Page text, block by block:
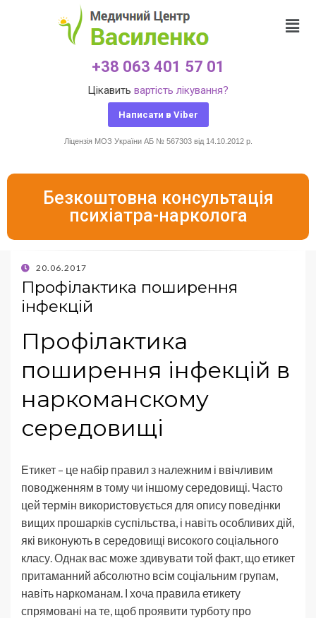
+38 063 401 57 01
Цікавить вартість лікування?
Написати в Viber
Ліцензія МОЗ України АБ № 567303 від 14.10.2012 р.
Безкоштовна консультація
психіатра-нарколога
20.06.2017
Профілактика поширення
інфекцій
Профілактика
поширення інфекцій в
наркоманскому
середовищі
Етикет – це набір правил з належним і ввічливим
поводженням в тому чи іншому середовищі. Часто
цей термін використовується для опису поведінки
вищих прошарків суспільства, і навіть особливих дій,
які виконують в середовищі високого соціального
класу. Однак вас може здивувати той факт, що етикет
притаманний абсолютно всім соціальним групам,
навіть наркоманам. І хоча правила етикету
спрямовані на те, щоб проявити турботу про